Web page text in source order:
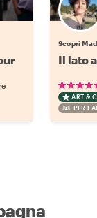
Scopri
Il lato
ART &
PER